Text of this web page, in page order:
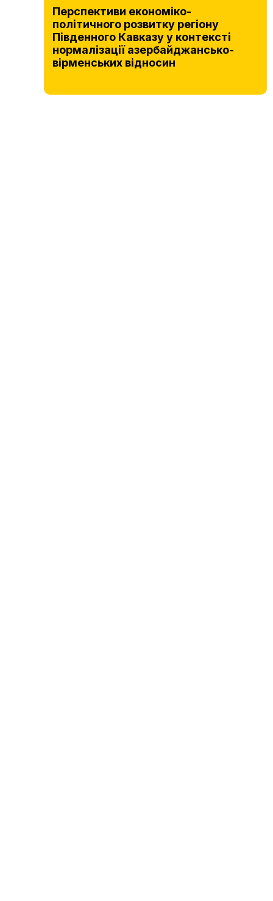
Перспективи економіко-
політичного розвитку регіону
Південного Кавказу у контексті
нормалізації азербайджансько-
вірменських відносин